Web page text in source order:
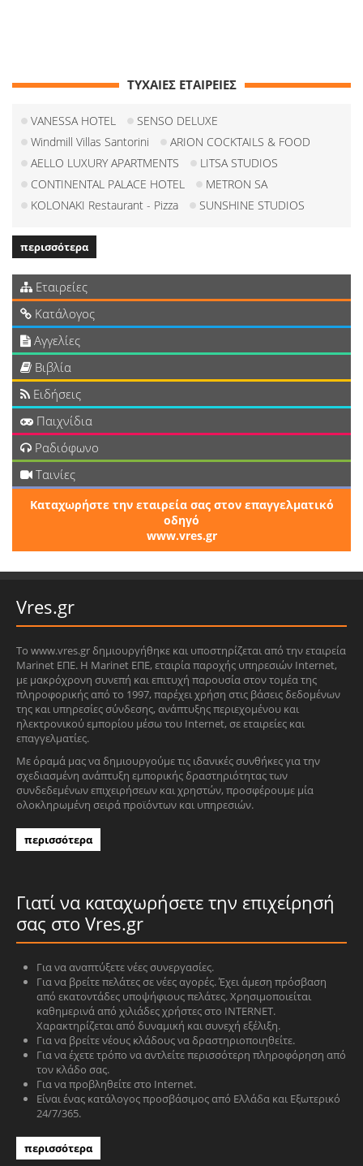
ΤΥΧΑΙΕΣ ΕΤΑΙΡΕΙΕΣ
VANESSA HOTEL
SENSO DELUXE
Windmill Villas Santorini
ARION COCKTAILS & FOOD
AELLO LUXURY APARTMENTS
LITSA STUDIOS
CONTINENTAL PALACE HOTEL
METRON SA
KOLONAKI Restaurant - Pizza
SUNSHINE STUDIOS
περισσότερα
Εταιρείες
Κατάλογος
Αγγελίες
Βιβλία
Ειδήσεις
Παιχνίδια
Ραδιόφωνο
Ταινίες
Καταχωρήστε την εταιρεία σας στον επαγγελματικό
οδηγό
www.vres.gr
Vres.gr
Το www.vres.gr δημιουργήθηκε και υποστηρίζεται από την εταιρεία
Marinet ΕΠΕ. Η Marinet ΕΠΕ, εταιρία παροχής υπηρεσιών Internet,
με μακρόχρονη συνεπή και επιτυχή παρουσία στον τομέα της
πληροφορικής από το 1997, παρέχει χρήση στις βάσεις δεδομένων
της και υπηρεσίες σύνδεσης, ανάπτυξης περιεχομένου και
ηλεκτρονικού εμπορίου μέσω του Internet, σε εταιρείες και
επαγγελματίες.
Με όραμά μας να δημιουργούμε τις ιδανικές συνθήκες για την
σχεδιασμένη ανάπτυξη εμπορικής δραστηριότητας των
συνδεδεμένων επιχειρήσεων και χρηστών, προσφέρουμε μία
ολοκληρωμένη σειρά προϊόντων και υπηρεσιών.
περισσότερα
Γιατί να καταχωρήσετε την επιχείρησή
σας στο Vres.gr
Για να αναπτύξετε νέες συνεργασίες.
Για να βρείτε πελάτες σε νέες αγορές. Έχει άμεση πρόσβαση
από εκατοντάδες υποψήφιους πελάτες. Χρησιμοποιείται
καθημερινά από χιλιάδες χρήστες στο INTERNET.
Χαρακτηρίζεται από δυναμική και συνεχή εξέλιξη.
Για να βρείτε νέους κλάδους να δραστηριοποιηθείτε.
Για να έχετε τρόπο να αντλείτε περισσότερη πληροφόρηση από
τον κλάδο σας.
Για να προβληθείτε στο Internet.
Είναι ένας κατάλογος προσβάσιμος από Ελλάδα και Εξωτερικό
24/7/365.
περισσότερα